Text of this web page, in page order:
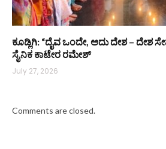
ಕೂಡ್ಲಿಗಿ: “ದೈವ ಒಂದೇ, ಅದು ದೇಶ – ದೇಶ
ಸೈನಿಕ ಕಾಟೇರ ರಮೇಶ್
July 27, 2026
Comments are closed.